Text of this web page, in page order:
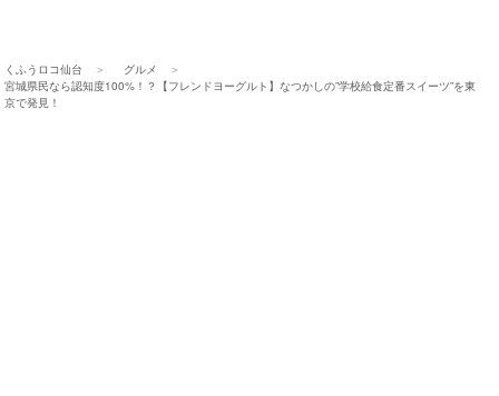
くふうロコ仙台
グルメ
宮城県民なら認知度100%！？【フレンドヨーグルト】なつかしの”学校給食定番スイーツ”を東
京で発見！